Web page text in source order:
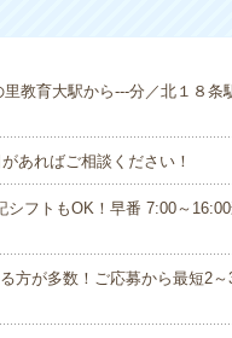
教育大駅から---分／北１８条
あればご相談ください！
フトもOK！早番 7:00～
方が多数！ご応募から最短2